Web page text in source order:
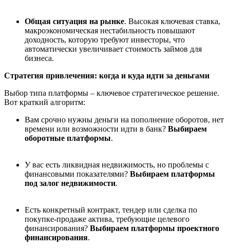
Общая ситуация на рынке. Высокая ключевая ставка,
макроэкономическая нестабильность повышают
доходность, которую требуют инвесторы, что
автоматически увеличивает стоимость займов для
бизнеса.
Стратегия привлечения: когда и куда идти за деньгами
Выбор типа платформы – ключевое стратегическое решение.
Вот краткий алгоритм:
Вам срочно нужны деньги на пополнение оборотов, нет
времени или возможности идти в банк? Выбираем
оборотные платформы.
У вас есть ликвидная недвижимость, но проблемы с
финансовыми показателями? Выбираем платформы
под залог недвижимости.
Есть конкретный контракт, тендер или сделка по
покупке-продаже актива, требующие целевого
финансирования? Выбираем платформы проектного
финансирования.